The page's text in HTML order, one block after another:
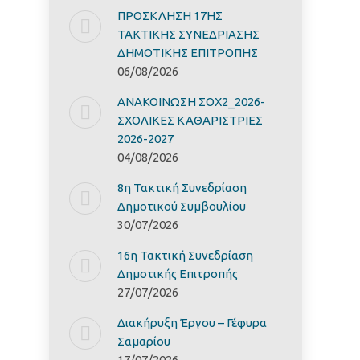
ΠΡΟΣΚΛΗΣΗ 17ΗΣ
ΤΑΚΤΙΚΗΣ ΣΥΝΕΔΡΙΑΣΗΣ
ΔΗΜΟΤΙΚΗΣ ΕΠΙΤΡΟΠΗΣ
06/08/2026
ΑΝΑΚΟΙΝΩΣΗ ΣΟΧ2_2026-
ΣΧΟΛΙΚΕΣ ΚΑΘΑΡΙΣΤΡΙΕΣ
2026-2027
04/08/2026
8η Τακτική Συνεδρίαση
Δημοτικού Συμβουλίου
30/07/2026
16η Τακτική Συνεδρίαση
Δημοτικής Επιτροπής
27/07/2026
Διακήρυξη Έργoυ – Γέφυρα
Σαμαρίoυ